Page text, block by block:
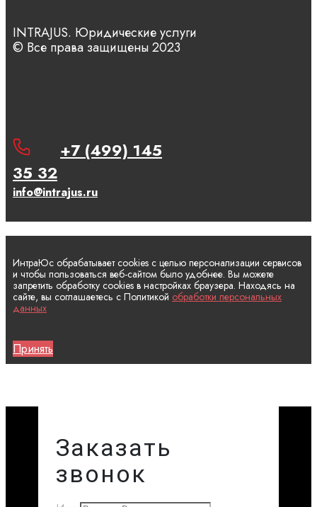
INTRAJUS. Юридические услуги
© Все права защищены 2023
+7 (499) 145
35 32
info@intrajus.ru
ИнтраЮс обрабатывает cookies с целью персонализации сервисов
и чтобы пользоваться веб-сайтом было удобнее. Вы можете
запретить обработку cookies в настройках браузера. Находясь на
сайте, вы соглашаетесь с Политикой обработки персональных
данных
Принять
Заказать
звонок